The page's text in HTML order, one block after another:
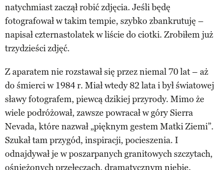
natychmiast zaczął robić zdjęcia. Jeśli będę
fotografował w takim tempie, szybko zbankrutuję –
napisał czternastolatek w liście do ciotki. Zrobiłem już
trzydzieści zdjęć.
Z aparatem nie rozstawał się przez niemal 70 lat – aż
do śmierci w 1984 r. Miał wtedy 82 lata i był światowej
sławy fotografem, piewcą dzikiej przyrody. Mimo że
wiele podróżował, zawsze powracał w góry Sierra
Nevada, które nazwał „pięknym gestem Matki Ziemi”.
Szukał tam przygód, inspiracji, pocieszenia. I
odnajdywał je w poszarpanych granitowych szczytach,
ośnieżonych przełęczach, dramatycznym niebie.